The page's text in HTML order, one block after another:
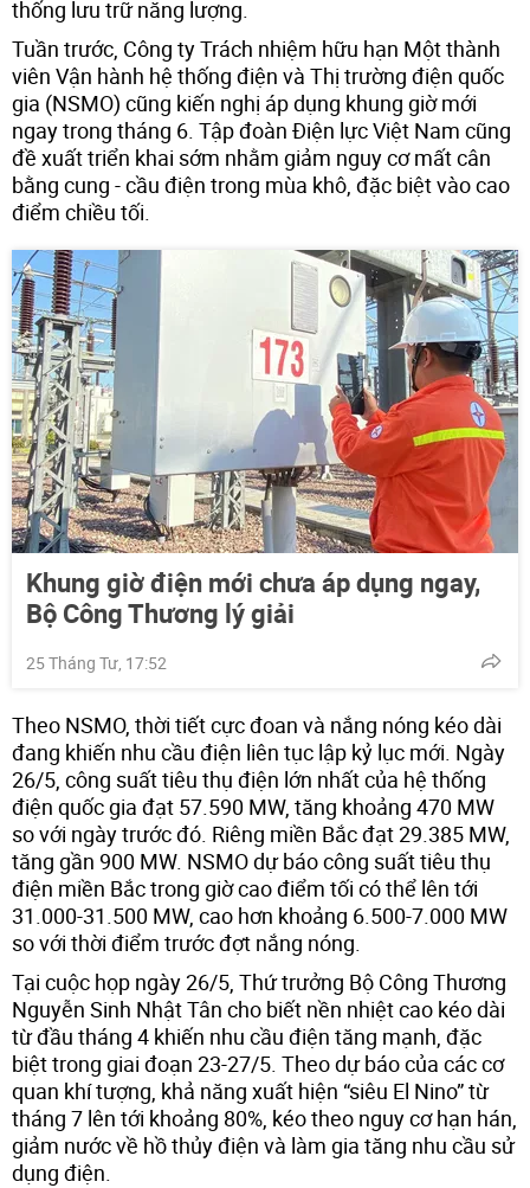
thống lưu trữ năng lượng.
Tuần trước, Công ty Trách nhiệm hữu hạn Một thành
viên Vận hành hệ thống điện và Thị trường điện quốc
gia (NSMO) cũng kiến nghị áp dụng khung giờ mới
ngay trong tháng 6. Tập đoàn Điện lực Việt Nam cũng
đề xuất triển khai sớm nhằm giảm nguy cơ mất cân
bằng cung - cầu điện trong mùa khô, đặc biệt vào cao
điểm chiều tối.
Khung giờ điện mới chưa áp dụng ngay,
Bộ Công Thương lý giải
25 Tháng Tư, 17:52
Theo NSMO, thời tiết cực đoan và nắng nóng kéo dài
đang khiến nhu cầu điện liên tục lập kỷ lục mới. Ngày
26/5, công suất tiêu thụ điện lớn nhất của hệ thống
điện quốc gia đạt 57.590 MW, tăng khoảng 470 MW
so với ngày trước đó. Riêng miền Bắc đạt 29.385 MW,
tăng gần 900 MW. NSMO dự báo công suất tiêu thụ
điện miền Bắc trong giờ cao điểm tối có thể lên tới
31.000-31.500 MW, cao hơn khoảng 6.500-7.000 MW
so với thời điểm trước đợt nắng nóng.
Tại cuộc họp ngày 26/5, Thứ trưởng Bộ Công Thương
Nguyễn Sinh Nhật Tân cho biết nền nhiệt cao kéo dài
từ đầu tháng 4 khiến nhu cầu điện tăng mạnh, đặc
biệt trong giai đoạn 23-27/5. Theo dự báo của các cơ
quan khí tượng, khả năng xuất hiện “siêu El Nino” từ
tháng 7 lên tới khoảng 80%, kéo theo nguy cơ hạn hán,
giảm nước về hồ thủy điện và làm gia tăng nhu cầu sử
dụng điện.